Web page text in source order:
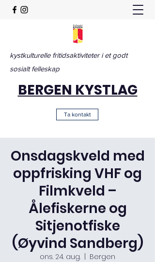
kystkulturelle fritidsaktiviteter i et godt
sosialt felleskap
BERGEN KYSTLAG
Ta kontakt
Onsdagskveld med
oppfrisking VHF og
Filmkveld –
Ålefiskerne og
Sitjenotfiske
(Øyvind Sandberg)
ons. 24. aug. Bergen